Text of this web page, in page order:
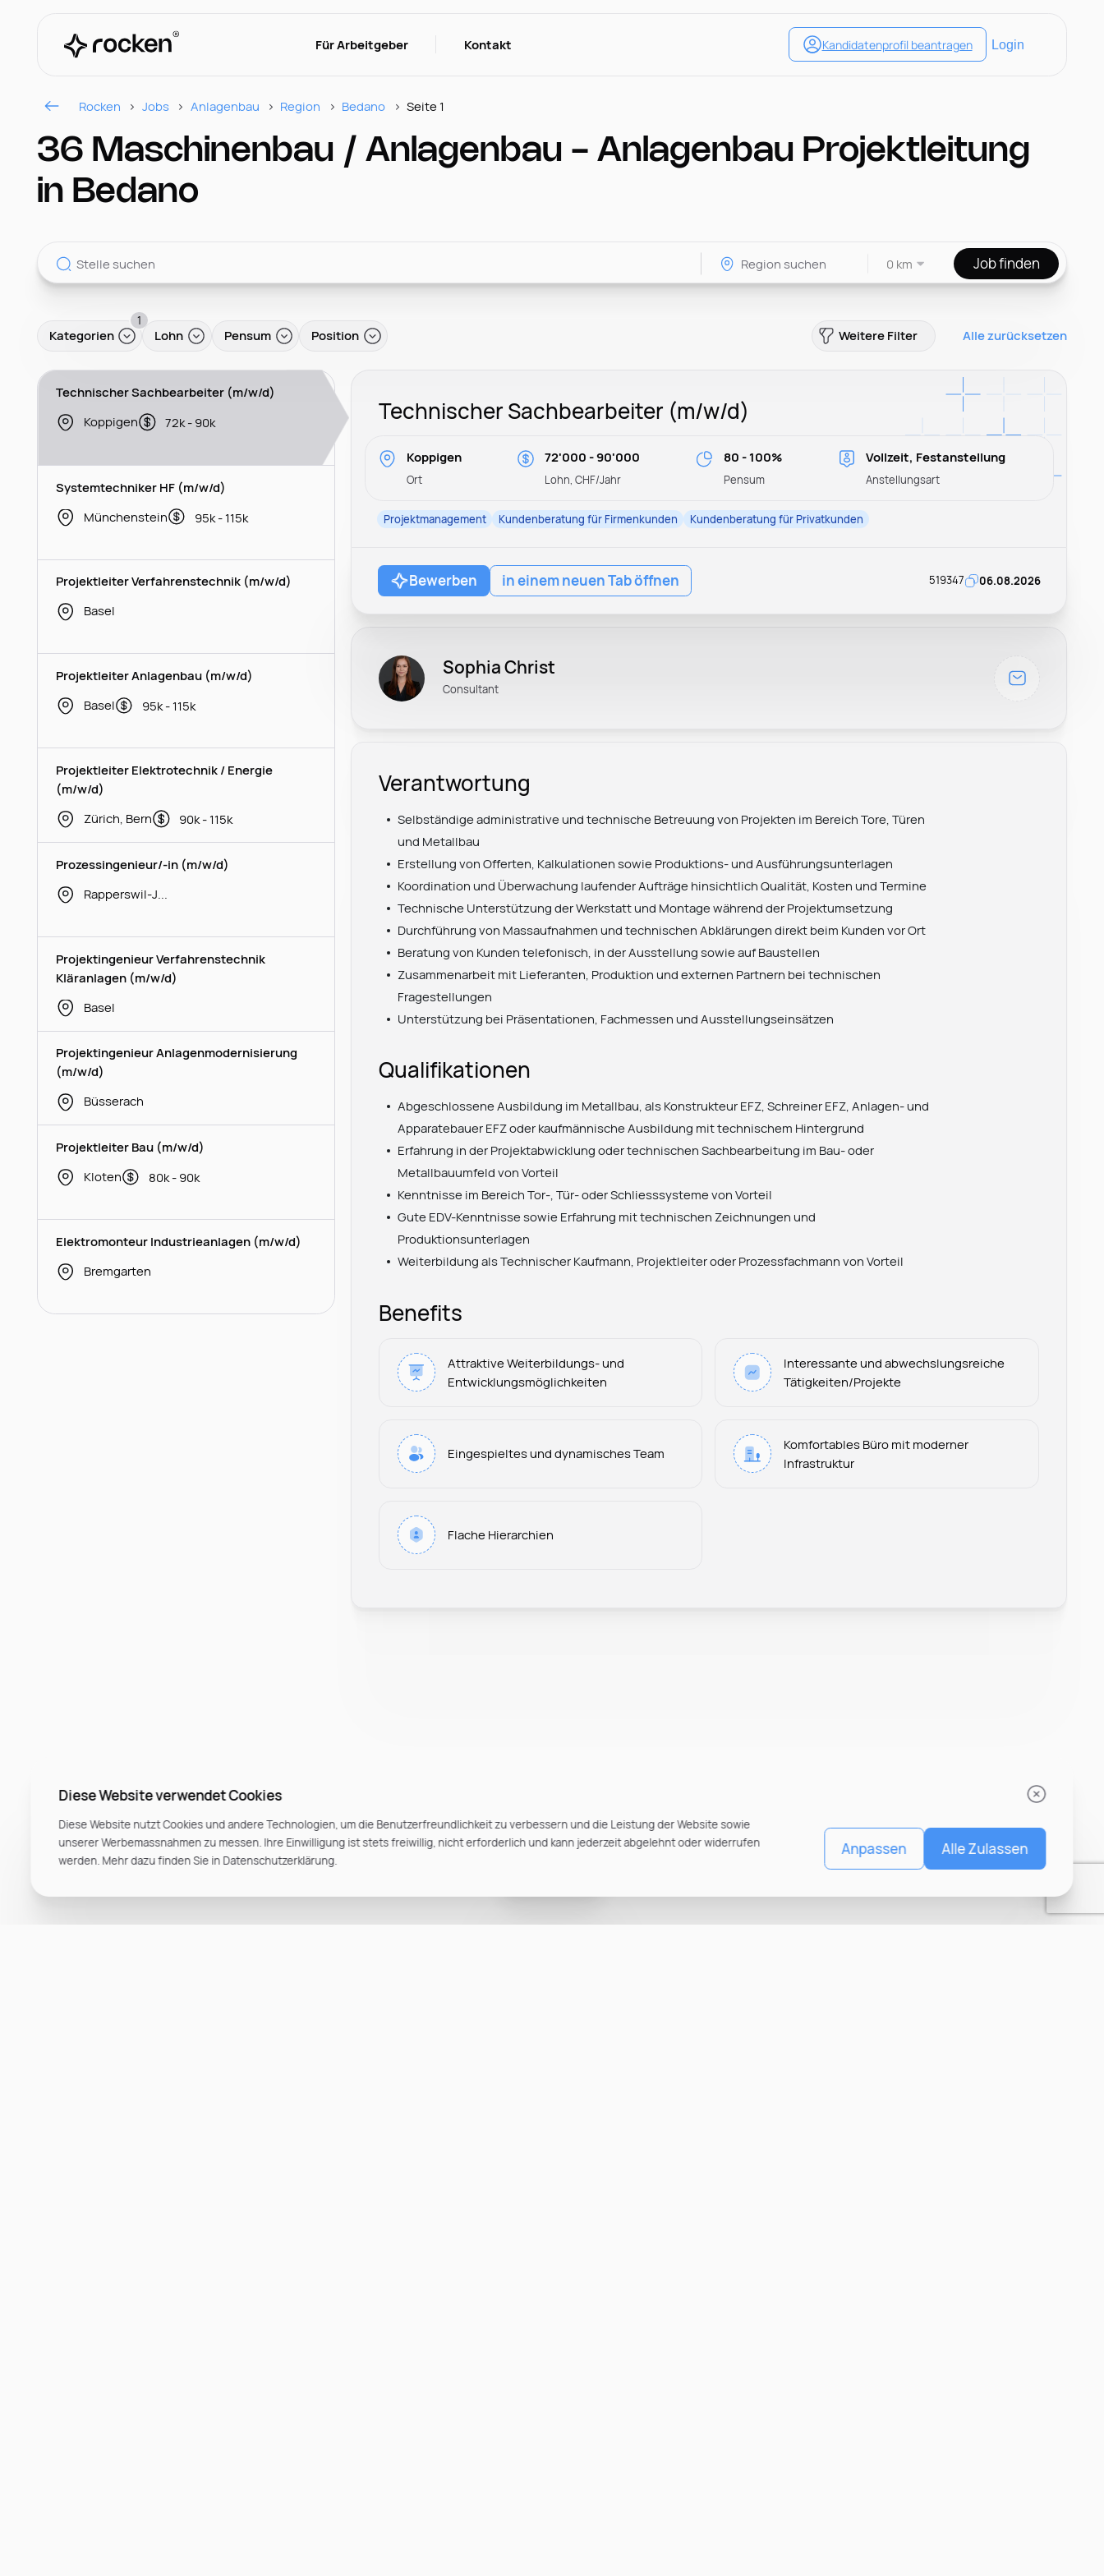
Für Arbeitgeber Kontakt
Rocken Jobs Anlagenbau Region Bedano Seite 1
36 Maschinenbau / Anlagenbau - Anlagenbau Projektleitung
in Bedano
0 km Job finden
Kategorien
1
Lohn Pensum Position Weitere Filter Alle zurücksetzen
Technischer Sachbearbeiter (m/w/d)
Koppigen
72k - 90k
Systemtechniker HF (m/w/d)
Münchenstein
95k - 115k
Projektleiter Verfahrenstechnik (m/w/d)
Basel
Projektleiter Anlagenbau (m/w/d)
Basel
95k - 115k
Projektleiter Elektrotechnik / Energie
(m/w/d)
Zürich, Bern
90k - 115k
Prozessingenieur/-in (m/w/d)
Projektingenieur Verfahrenstechnik
Kläranlagen (m/w/d)
Basel
Projektingenieur Anlagenmodernisierung
(m/w/d)
Büsserach
Projektleiter Bau (m/w/d)
Kloten
80k - 90k
Elektromonteur Industrieanlagen (m/w/d)
Bremgarten
Technischer Sachbearbeiter (m/w/d)
Koppigen
Ort
72'000 - 90'000
Lohn, CHF/Jahr
80 - 100%
Pensum
Vollzeit, Festanstellung
Anstellungsart
Projektmanagement Kundenberatung für Firmenkunden Kundenberatung für Privatkunden
Bewerben in einem neuen Tab öffnen 519347 06.08.2026
Sophia Christ
Consultant
Verantwortung
Selbständige administrative und technische Betreuung von Projekten im Bereich Tore, Türen
und Metallbau
Erstellung von Offerten, Kalkulationen sowie Produktions- und Ausführungsunterlagen
Koordination und Überwachung laufender Aufträge hinsichtlich Qualität, Kosten und Termine
Technische Unterstützung der Werkstatt und Montage während der Projektumsetzung
Durchführung von Massaufnahmen und technischen Abklärungen direkt beim Kunden vor Ort
Beratung von Kunden telefonisch, in der Ausstellung sowie auf Baustellen
Zusammenarbeit mit Lieferanten, Produktion und externen Partnern bei technischen
Fragestellungen
Unterstützung bei Präsentationen, Fachmessen und Ausstellungseinsätzen
Qualifikationen
Abgeschlossene Ausbildung im Metallbau, als Konstrukteur EFZ, Schreiner EFZ, Anlagen- und
Apparatebauer EFZ oder kaufmännische Ausbildung mit technischem Hintergrund
Erfahrung in der Projektabwicklung oder technischen Sachbearbeitung im Bau- oder
Metallbauumfeld von Vorteil
Kenntnisse im Bereich Tor-, Tür- oder Schliesssysteme von Vorteil
Gute EDV-Kenntnisse sowie Erfahrung mit technischen Zeichnungen und
Produktionsunterlagen
Weiterbildung als Technischer Kaufmann, Projektleiter oder Prozessfachmann von Vorteil
Benefits
Attraktive Weiterbildungs- und
Entwicklungsmöglichkeiten
Interessante und abwechslungsreiche
Tätigkeiten/Projekte
Eingespieltes und dynamisches Team
Komfortables Büro mit moderner
Infrastruktur
Flache Hierarchien
Diese Website verwendet Cookies
Diese Website nutzt Cookies und andere Technologien, um die Benutzerfreundlichkeit zu verbessern und die Leistung der Website sowie
unserer Werbemassnahmen zu messen. Ihre Einwilligung ist stets freiwillig, nicht erforderlich und kann jederzeit abgelehnt oder widerrufen
werden. Mehr dazu finden Sie in Datenschutzerklärung.
Anpassen Alle Zulassen